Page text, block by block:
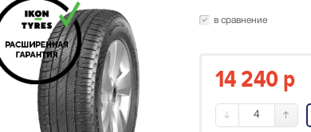
в сравнение
14 240 p
4